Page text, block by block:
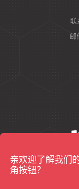
联
邮
友
Copyrights@2022
亲欢迎了解我们
角按钮？